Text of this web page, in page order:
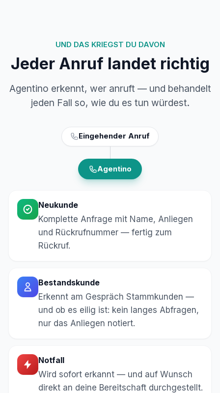
UND DAS KRIEGST DU DAVON
Jeder Anruf landet richtig
Agentino erkennt, wer anruft — und behandelt
jeden Fall so, wie du es tun würdest.
Eingehender Anruf
Agentino
Neukunde
Komplette Anfrage mit Name, Anliegen
und Rückrufnummer — fertig zum
Rückruf.
Bestandskunde
Erkennt am Gespräch Stammkunden —
und ob es eilig ist: kein langes Abfragen,
nur das Anliegen notiert.
Notfall
Wird sofort erkannt — und auf Wunsch
direkt an deine Bereitschaft durchgestellt.